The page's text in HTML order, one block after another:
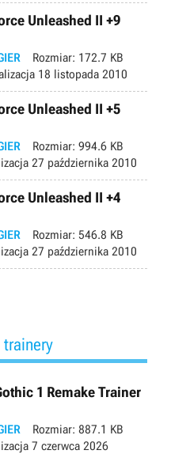
Unleashed II +9
Rozmiar: 172.7 KB
18 listopada 2010
Unleashed II +5
Rozmiar: 994.6 KB
27 października 2010
Unleashed II +4
Rozmiar: 546.8 KB
27 października 2010
trainery
1 Remake Trainer
Rozmiar: 887.1 KB
7 czerwca 2026